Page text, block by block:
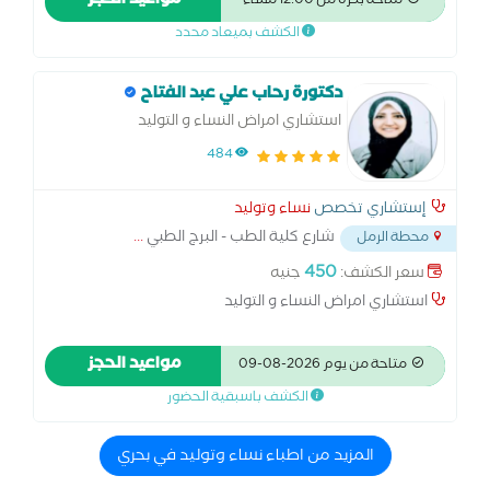
الكلية الملكية MRCPI - دبلن
الكشف بميعاد محدد
دكتورة رحاب علي عبد الفتاح
استشاري امراض النساء و التوليد
484
إستشاري تخصصنساء وتوليد
محطة الرمل شارع كلية الطب - البرج الطبي...
سعر الكشف:450جنيه
استشاري امراض النساء و التوليد
متاحة من يوم 2026-08-09 مواعيد الحجز
الكشف باسبقية الحضور
المزيد من اطباء نساء وتوليد في بحري